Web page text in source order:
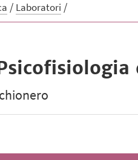
Laboratori